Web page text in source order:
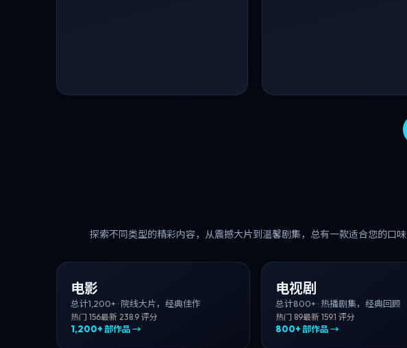
探索不同类型的精彩内容，从震撼大片到温馨剧集，总有一款适合您的口味
电影
总计1,200+· 院线大片，经典佳作
热门 156最新 238.9 评分
1,200+ 部作品 →
电视剧
总计800+· 热播剧集，经典回顾
热门 89最新 159.1 评分
800+ 部作品 →